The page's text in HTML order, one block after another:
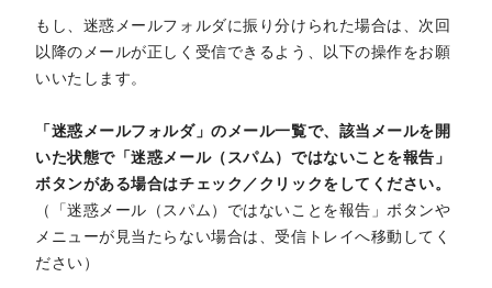
もし、迷惑メールフォルダに振り分けられた場合は、次回
以降のメールが正しく受信できるよう、以下の操作をお願
いいたします。
「迷惑メールフォルダ」のメール一覧で、該当メールを開
いた状態で「迷惑メール（スパム）ではないことを報告」
ボタンがある場合はチェック／クリックをしてください。
（「迷惑メール（スパム）ではないことを報告」ボタンや
メニューが見当たらない場合は、受信トレイへ移動してく
ださい）